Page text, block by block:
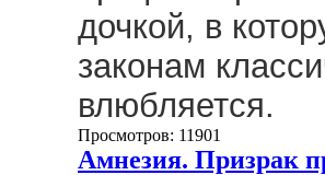
дочкой, в
законам
влюбляется.
Просмотров: 11901
Амнезия. Призрак